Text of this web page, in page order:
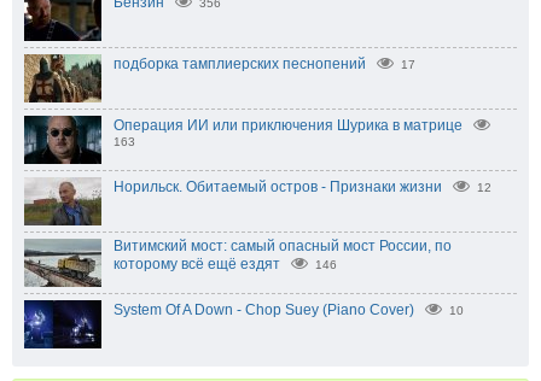
356
подборка тамплиерских песнопений 17
Операция ИИ или приключения Шурика в матрице
163
Норильск. Обитаемый остров - Признаки жизни 12
Витимский мост: самый опасный мост России, по
которому всё ещё ездят
146
System Of A Down - Chop Suey (Piano Cover) 10